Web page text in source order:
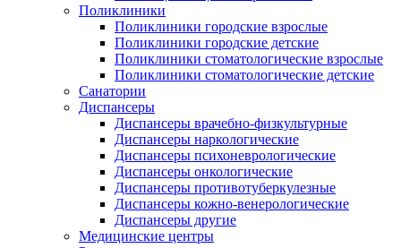
Поликлиники
Поликлиники городские взрослые
Поликлиники городские детские
Поликлиники стоматологические взрослые
Поликлиники стоматологические детские
Санатории
Диспансеры
Диспансеры врачебно-физкультурные
Диспансеры наркологические
Диспансеры психоневрологические
Диспансеры онкологические
Диспансеры противотуберкулезные
Диспансеры кожно-венерологические
Диспансеры другие
Медицинские центры